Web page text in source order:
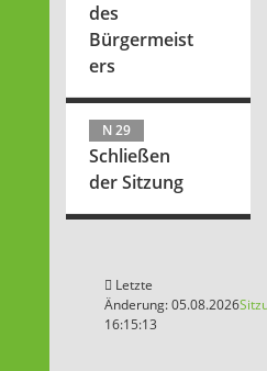
des
Bürgermeist
ers
N 29
Schließen
der Sitzung
Letzte
Änderung: 05.08.2026
16:15:13